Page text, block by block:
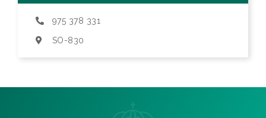
975 378 331
SO-830